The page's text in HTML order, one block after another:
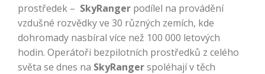
prostředek – SkyRanger podílel na provádění
vzdušné rozvědky ve 30 různých zemích, kde
dohromady nasbíral více než 100 000 letových
hodin. Operátoři bezpilotních prostředků z celého
světa se dnes na SkyRangerspoléhají v těch